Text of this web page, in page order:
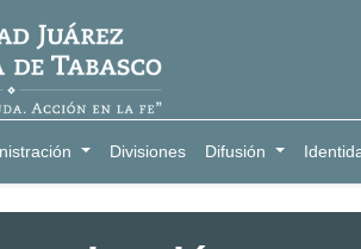
Divisiones Difusión